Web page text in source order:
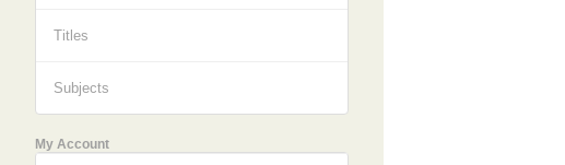
Titles
Subjects
My Account